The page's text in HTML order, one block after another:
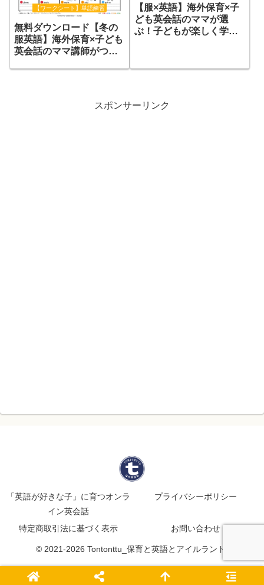
【ワークシート】単語練習
無料ダウンロード【冬の
服英語】海外保育×子ども
英会話のママ講師がつく
【服×英語】海外保育×子
ども英会話のママが選
ぶ！子どもが楽しく学べ
スポンサーリンク
「英語が好きな子」に育つオンラ
イン英会話
プライバシーポリシー
特定商取引法に基づく表示 お問い合わせ
© 2021-2026 Tontonttu_保育と英語とアイルランド.